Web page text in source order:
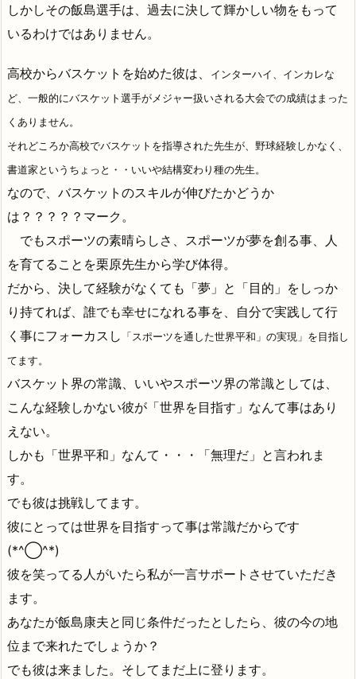
しかしその飯島選手は、過去に決して輝かしい物をもって
いるわけではありません。
高校からバスケットを始めた彼は、
インターハイ、インカレな
ど、一般的にバスケット選手がメジャー扱いされる大会での成績はまった
くありません。
それどころか高校でバスケットを指導された先生が、野球経験しかなく、
書道家というちょっと・・いいや結構変わり種の先生。
なので、バスケットのスキルが伸びたかどうか
は？？？？？マーク。
でもスポーツの素晴らしさ、スポーツが夢を創る事、人
を育てることを栗原先生から学び体得。
だから、決して経験がなくても「夢」と「目的」をしっか
り持てれば、誰でも幸せになれる事を、自分で実践して行
く事にフォーカスし 「スポーツを通した世界平和」の実現」を目指し
てます。
バスケット界の常識、いいやスポーツ界の常識としては、
こんな経験しかない彼が「世界を目指す」なんて事はあり
えない。
しかも「世界平和」なんて・・・「無理だ」と言われま
す。
でも彼は挑戦してます。
彼にとっては世界を目指すって事は常識だからです
(*^◯^*)
彼を笑ってる人がいたら私が一言サポートさせていただき
ます。
あなたが飯島康夫と同じ条件だったとしたら、彼の今の地
位まで来れたでしょうか？
でも彼は来ました。そしてまだ上に登ります。